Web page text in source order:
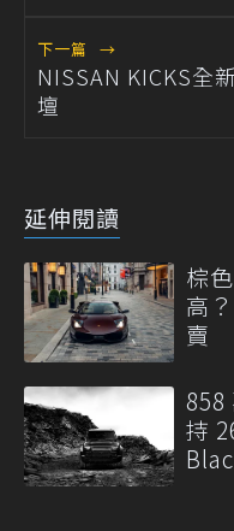
下一篇 →
NISSAN KICKS全
壇
延伸閱讀
棕
高
賣
858
持